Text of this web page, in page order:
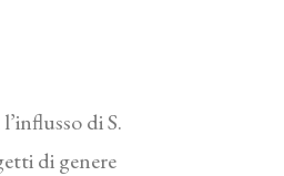
di S.
di genere